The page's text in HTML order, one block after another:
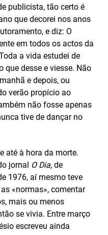
publicista, tão certo é
que decorei nos anos
e diz: O
em todos os actos da
a vida estudei de
que desse e viesse. Não
e depois, ou
verão propício ao
não fosse apenas
tive de dançar no
até à hora da morte.
jornal O Dia, de
1976, aí mesmo teve
«normas», comentar
mais ou menos
se vivia. Entre março
escreveu ainda